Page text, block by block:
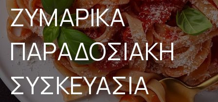
ΖΥΜΑΡΙΚΑ
ΠΑΡΑΔΟΣΙΑΚΗ
ΣΥΣΚΕΥΑΣΙΑ